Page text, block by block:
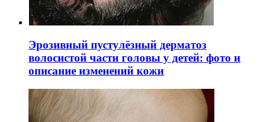
Эрозивный пустулёзный дерматоз
волосистой части головы у детей: фото и
описание изменений кожи